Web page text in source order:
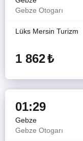
Gebze Otogarı
Lüks Mersin Turizm
1 862₺
01:29
Gebze
Gebze Otogarı